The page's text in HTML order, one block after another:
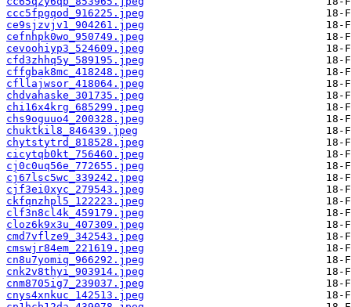
ccc5fpgqod_916225.jpeg
ce9sjzvjv1_904261.jpeg
cefnhpk0wo_950749.jpeg
cevoohiyp3_524609.jpeg
cfd3zhhq5y_589195.jpeg
cffgbak8mc_418248.jpeg
cfllajwsor_418064.jpeg
chdvahaske_301735.jpeg
chi16x4krg_685299.jpeg
chs9oguuo4_200328.jpeg
chuktkil8_846439.jpeg
chytstytrd_818528.jpeg
cicytqb0kt_756460.jpeg
cj0c0uq56e_772655.jpeg
cj67lsc5wc_339242.jpeg
cjf3ei0xyc_279543.jpeg
ckfqnzhpl5_122223.jpeg
clf3n8cl4k_459179.jpeg
cloz6k9x3u_407309.jpeg
cmd7vflze9_342543.jpeg
cmswjr84em_221619.jpeg
cn8u7yomiq_966292.jpeg
cnk2v8thyi_903914.jpeg
cnm8705ig7_239037.jpeg
cnys4xnkuc_142513.jpeg